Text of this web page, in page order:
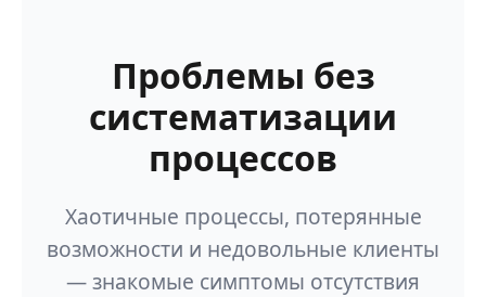
Проблемы без
систематизации
процессов
Хаотичные процессы, потерянные
возможности и недовольные клиенты
— знакомые симптомы отсутствия